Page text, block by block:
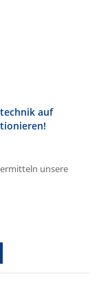
auf
unsere